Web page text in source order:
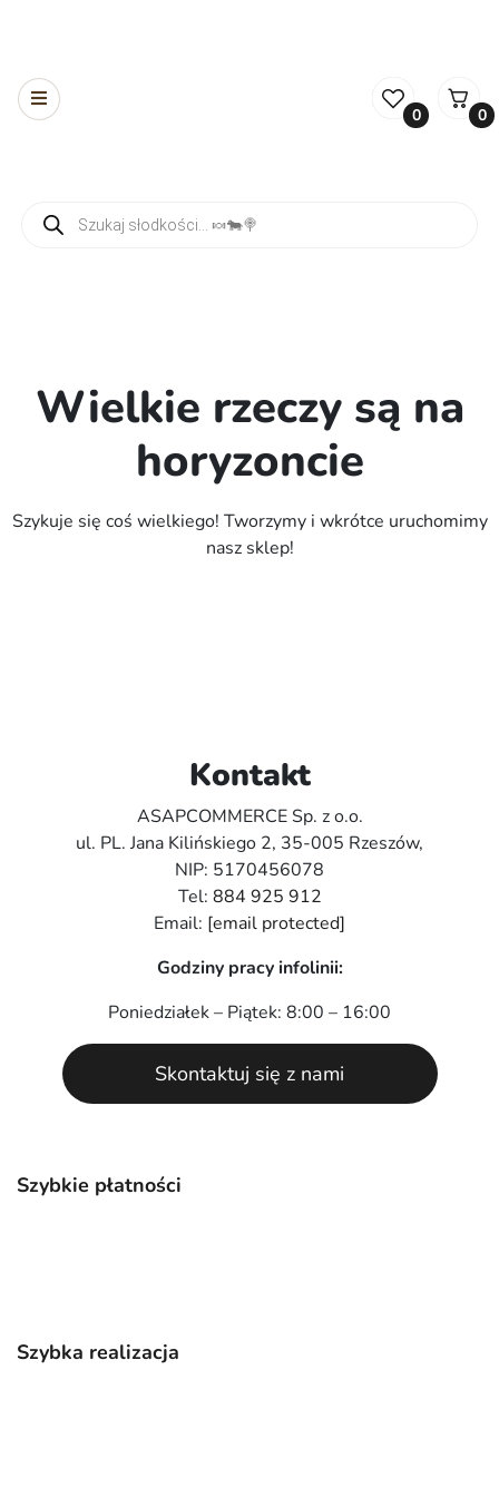
0 0
Wielkie rzeczy są na
horyzoncie
Szykuje się coś wielkiego! Tworzymy i wkrótce uruchomimy
nasz sklep!
Szybkie płatności
Szybka realizacja
Kontakt
ASAPCOMMERCE Sp. z o.o.
ul. PL. Jana Kilińskiego 2, 35-005 Rzeszów,
NIP: 5170456078
Tel: 884 925 912
Email: [email protected]
Godziny pracy infolinii:
Poniedziałek – Piątek: 8:00 – 16:00
Skontaktuj się z nami